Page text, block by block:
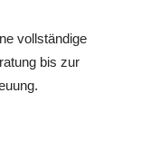
vollständige
bis zur